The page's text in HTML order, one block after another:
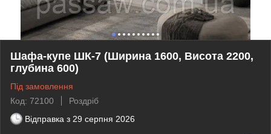
Шафа-купе ШК-7 (Ширина 1600, Висота 2200,
глубина 600)
Під замовлення
Код: 72100
Роздріб
Відправка з 29 серпня 2026